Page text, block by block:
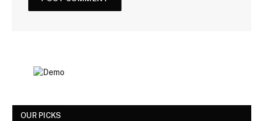
OUR PICKS